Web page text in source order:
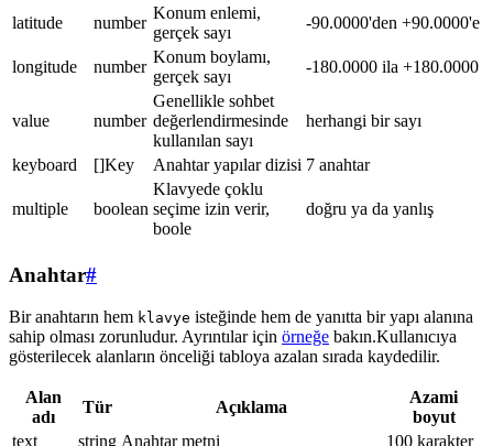
latitude
number
Konum enlemi,
gerçek sayı
-90.0000'den +90.0000'e
longitude number
Konum boylamı,
gerçek sayı
-180.0000 ila +180.0000
value number
Genellikle sohbet
değerlendirmesinde
kullanılan sayı
herhangi bir sayı
keyboard []Key Anahtar yapılar dizisi 7 anahtar
multiple boolean
Klavyede çoklu
seçime izin verir,
boole
doğru ya da yanlış
Anahtar#
Bir anahtarın hem klavye isteğinde hem de yanıtta bir yapı alanına
sahip olması zorunludur. Ayrıntılar için örneğe bakın.Kullanıcıya
gösterilecek alanların önceliği tabloya azalan sırada kaydedilir.
Alan
adı
Tür Açıklama
Azami
boyut
text
string Anahtar metni
100 karakter